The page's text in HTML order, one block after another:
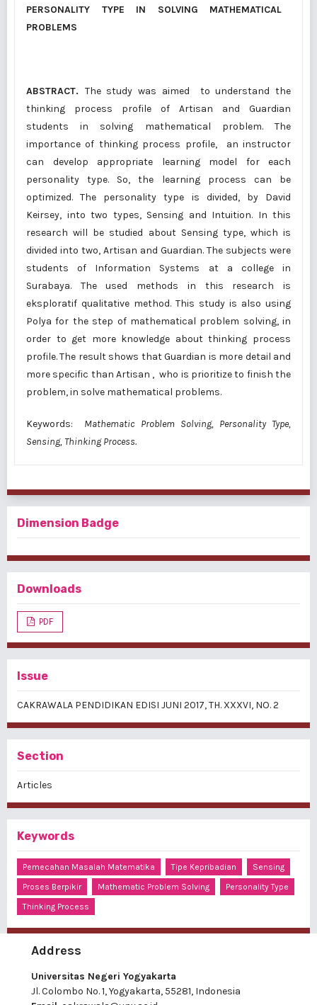
PERSONALITY TYPE IN SOLVING MATHEMATICAL
PROBLEMS
ABSTRACT. The study was aimed to understand the
thinking process profile of Artisan and Guardian
students in solving mathematical problem. The
importance of thinking process profile, an instructor
can develop appropriate learning model for each
personality type. So, the learning process can be
optimized. The personality type is divided, by David
Keirsey, into two types, Sensing and Intuition. In this
research will be studied about Sensing type, which is
divided into two, Artisan and Guardian. The subjects were
students of Information Systems at a college in
Surabaya. The used methods in this research is
eksploratif qualitative method. This study is also using
Polya for the step of mathematical problem solving, in
order to get more knowledge about thinking process
profile. The result shows that Guardian is more detail and
more specific than Artisan , who is prioritize to finish the
problem, in solve mathematical problems.
Keywords: Mathematic Problem Solving, PersonalityType,
Sensing, ThinkingProcess.
Dimension Badge
Downloads
PDF
Issue
CAKRAWALA PENDIDIKAN EDISI JUNI 2017, TH. XXXVI, NO. 2
Section
Articles
Keywords
Pemecahan Masalah Matematika Tipe Kepribadian
Sensing
Proses Berpikir
Mathematic Problem Solving
Personality Type
Thinking Process
Address
Universitas Negeri Yogyakarta
Jl. Colombo No. 1, Yogyakarta, 55281, Indonesia